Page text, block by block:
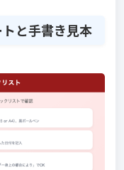
と手書き見本